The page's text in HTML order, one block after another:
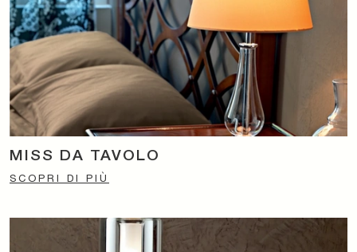
MISS DA TAVOLO
SCOPRI DI PIÙ